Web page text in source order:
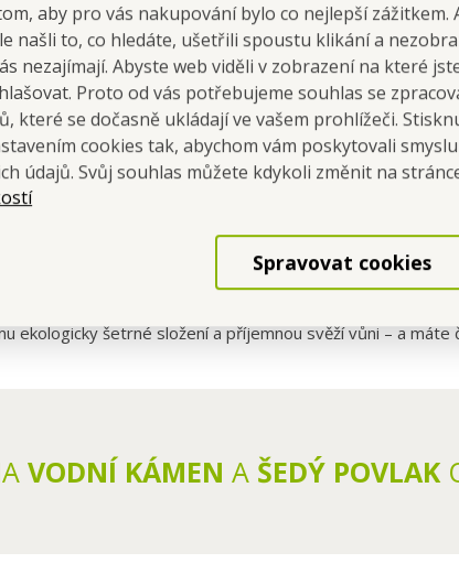
aby pro vás nakupování bylo co nejlepší zážitkem.
našli to, co hledáte, ušetřili spoustu klikání a
nezajímají. Abyste web viděli v zobrazení na které
Proto od vás potřebujeme souhlas se
které se dočasně ukládají ve vašem prohlížeči.
cookies tak, abychom vám poskytovali
údajů. Svůj souhlas můžete kdykoli změnit na
Spravovat cookies
i zbytky mýdla– a to i na obtížně dostupných místech.
film , který prodlužuje čistotu povrchů a
provoní celý prostor.
rozprašovači, který je exkluzivně vyvinutý pro
kouty, keramické obklady, dlažbu i skleněné
nechat krátce působit a opláchnout vodou.
přirozeně odmyje – stačí obnovit aplikací přípravku a
ekologicky šetrné složení a příjemnou svěží vůni – a
VODNÍ KÁMEN AŠEDÝ POVLAK